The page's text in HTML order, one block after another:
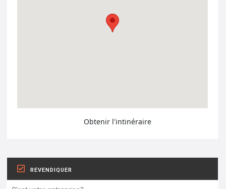
Obtenir l'intinéraire
REVENDIQUER